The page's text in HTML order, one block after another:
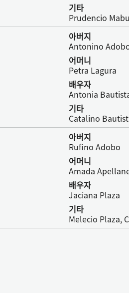
기타
Prudencio
아버지
Antonino
어머니
Petra Lagura
배우자
Antonia
기타
Catalino
아버지
Rufino Adobo
어머니
Amada
배우자
Jaciana Plaza
기타
Melecio Plaza,